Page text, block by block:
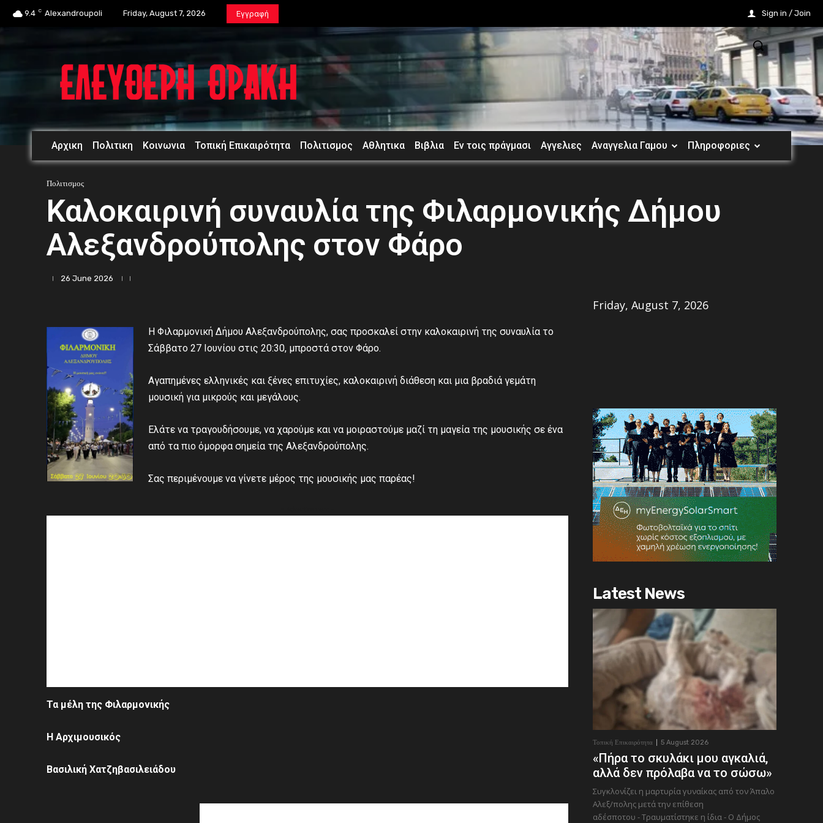
9.4 C Alexandroupoli Friday, August 7, 2026 Εγγραφή Sign in / Join
Αρχικη Πολιτικη Κοινωνια Τοπική Επικαιρότητα Πολιτισμος Αθλητικα Βιβλια Εν τοις πράγμασι Αγγελιες Αναγγελια Γαμου Πληροφοριες
Πολιτισμος
Καλοκαιρινή συναυλία της Φιλαρμονικής Δήμου
Αλεξανδρούπολης στον Φάρο
26 June 2026
Η Φιλαρμονική Δήμου Αλεξανδρούπολης, σας προσκαλεί στην καλοκαιρινή της συναυλία το
Σάββατο 27 Ιουνίου στις 20:30, μπροστά στον Φάρο.
Αγαπημένες ελληνικές και ξένες επιτυχίες, καλοκαιρινή διάθεση και μια βραδιά γεμάτη
μουσική για μικρούς και μεγάλους.
Ελάτε να τραγουδήσουμε, να χαρούμε και να μοιραστούμε μαζί τη μαγεία της μουσικής σε ένα
από τα πιο όμορφα σημεία της Αλεξανδρούπολης.
Σας περιμένουμε να γίνετε μέρος της μουσικής μας παρέας!
Τα μέλη της Φιλαρμονικής
Η Αρχιμουσικός
Βασιλική Χατζηβασιλειάδου
Friday, August 7, 2026
Latest News
Τοπική Επικαιρότητα 5 August 2026
«Πήρα το σκυλάκι μου αγκαλιά,
αλλά δεν πρόλαβα να το σώσω»
Συγκλονίζει η μαρτυρία γυναίκας από τον Άπαλο
Αλεξ/πολης μετά την επίθεση
αδέσποτου - Τραυματίστηκε η ίδια - Ο Δήμος